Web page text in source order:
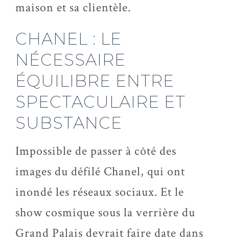
maison et sa clientèle.
CHANEL : LE
NÉCESSAIRE
ÉQUILIBRE ENTRE
SPECTACULAIRE ET
SUBSTANCE
Impossible de passer à côté des
images du défilé Chanel, qui ont
inondé les réseaux sociaux. Et le
show cosmique sous la verrière du
Grand Palais devrait faire date dans